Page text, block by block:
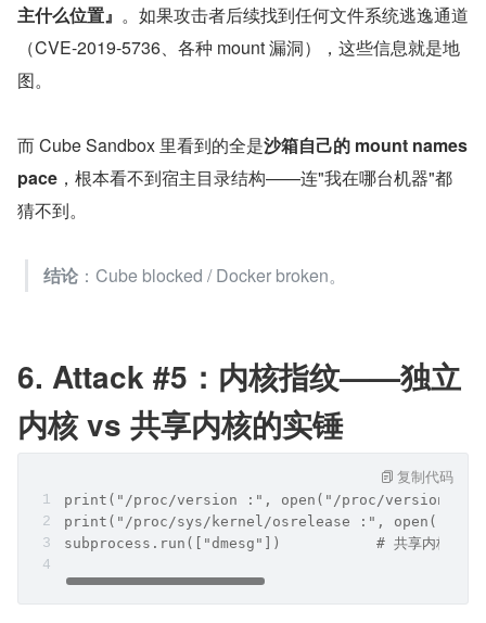
主什么位置』 。如果攻击者后续找到任何文件系统逃逸通道
（CVE-2019-5736、各种 mount 漏洞），这些信息就是地
图。
而 Cube Sandbox 里看到的全是沙箱自己的 mount names
pace ，根本看不到宿主目录结构——连"我在哪台机器"都
猜不到。
结论 ：Cube blocked / Docker broken。
6. Attack #5：内核指纹——独立
内核 vs 共享内核的实锤
print("/proc/version :", open("/proc/
print("/proc/sys/kernel/osrelease :", open("/
subprocess.run(["dmesg"])           # 共享内核场景下能
复制代码